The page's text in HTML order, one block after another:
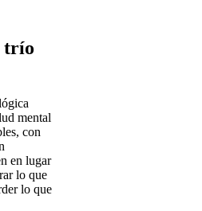
trío
mental
con
en lugar
lo que
lo que